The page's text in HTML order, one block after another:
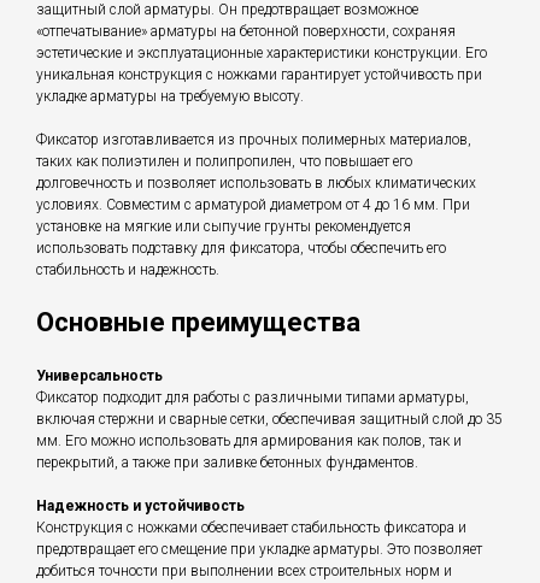
защитный слой арматуры. Он предотвращает возможное
«отпечатывание» арматуры на бетонной поверхности, сохраняя
эстетические и эксплуатационные характеристики конструкции. Его
уникальная конструкция с ножками гарантирует устойчивость при
укладке арматуры на требуемую высоту.
Фиксатор изготавливается из прочных полимерных материалов,
таких как полиэтилен и полипропилен, что повышает его
долговечность и позволяет использовать в любых климатических
условиях. Совместим с арматурой диаметром от 4 до 16 мм. При
установке на мягкие или сыпучие грунты рекомендуется
использовать подставку для фиксатора, чтобы обеспечить его
стабильность и надежность.
Основные преимущества
Универсальность
Фиксатор подходит для работы с различными типами арматуры,
включая стержни и сварные сетки, обеспечивая защитный слой до 35
мм. Его можно использовать для армирования как полов, так и
перекрытий, а также при заливке бетонных фундаментов.
Надежность и устойчивость
Конструкция с ножками обеспечивает стабильность фиксатора и
предотвращает его смещение при укладке арматуры. Это позволяет
добиться точности при выполнении всех строительных норм и